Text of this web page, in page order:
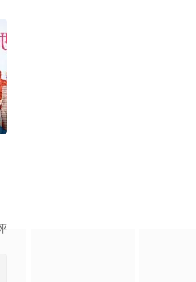
人
冷峻的“独狼”刑警，与一位拥有特异功